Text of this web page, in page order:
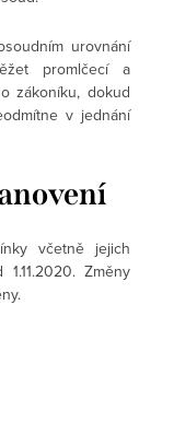
urovnání
promlčecí a
zákoníku, dokud
v jednání
včetně jejich
Změny